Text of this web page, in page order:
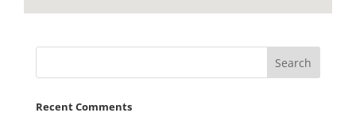
Recent Comments